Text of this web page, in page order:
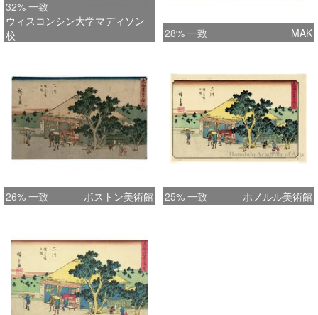
32% 一致
ウィスコンシン大学マディソン
校
28% 一致 MAK
26% 一致 ボストン美術館 25% 一致 ホノルル美術館